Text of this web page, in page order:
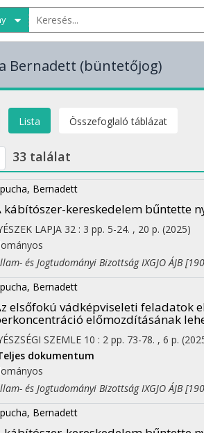
Bernadett (büntetőjog)
Lista Összefoglaló táblázat
33 találat
Bernadett
kábítószer-kereskedelem bűntette
LAPJA 32 : 3 pp. 5-24. , 20 p. (2025)
és Jogtudományi Bizottság IXGJO ÁJB
Bernadett
elsőfokú vádképviseleti feladatok
előmozdításának
SZEMLE 10 : 2 pp. 73-78. , 6 p.
dokumentum
és Jogtudományi Bizottság IXGJO ÁJB
Bernadett